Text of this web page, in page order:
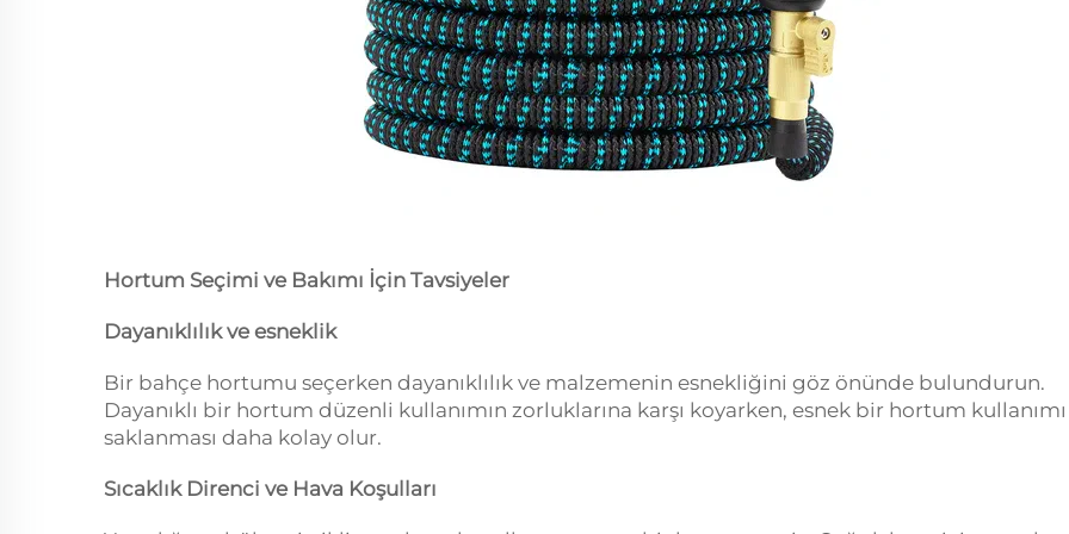
Hortum Seçimi ve Bakımı İçin Tavsiyeler
Dayanıklılık ve esneklik
Bir bahçe hortumu seçerken dayanıklılık ve malzemenin esnekliğini göz önünde bulundurun.
Dayanıklı bir hortum düzenli kullanımın zorluklarına karşı koyarken, esnek bir hortum
saklanması daha kolay olur.
Sıcaklık Direnci ve Hava Koşulları